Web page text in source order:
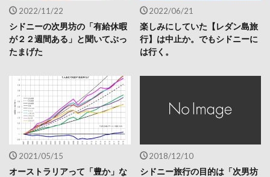
2022/11/22
シドニーの次男坊の「有給休暇
が２２週間ある」と聞いてぶっ
たまげた
2022/06/21
楽しみにしていた【レダン島旅
行】は中止か。でもシドニーに
は行く。
2021/05/15
オーストラリアって「豊か」な
2018/12/10
シドニー旅行の目的は「次男坊